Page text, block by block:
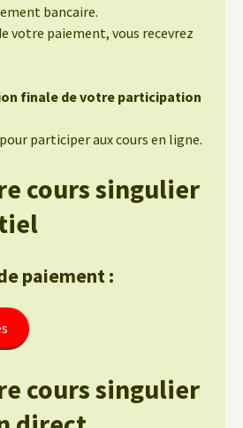
bancaire.
votre paiement, vous recevrez
finale de votre participation
pour participer aux cours en ligne.
cours singulier
paiement :
cours singulier